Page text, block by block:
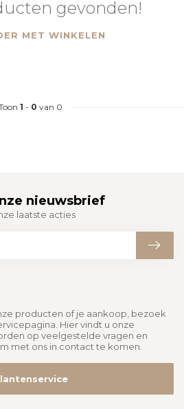
gevonden!
MET WINKELEN
1 - 0 van 0
producten of je aankoop, bezoek
Hier vindt u onze
op veelgestelde vragen en
met ons in contact te komen.
nieuwsbrief
laatste acties